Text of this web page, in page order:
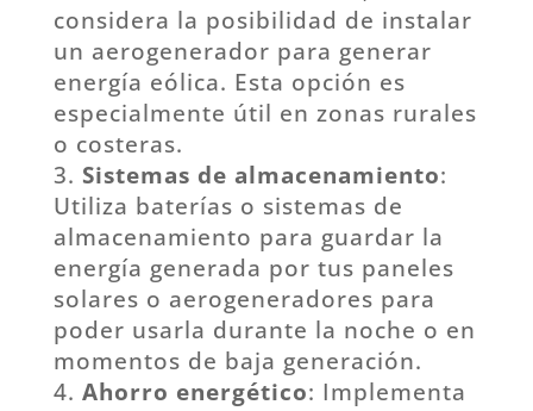
considera la posibilidad de instalar
un aerogenerador para generar
energía eólica. Esta opción es
especialmente útil en zonas rurales
o costeras.
Sistemas de almacenamiento:
Utiliza baterías o sistemas de
almacenamiento para guardar la
energía generada por tus paneles
solares o aerogeneradores para
poder usarla durante la noche o en
momentos de baja generación.
Ahorro energético: Implementa